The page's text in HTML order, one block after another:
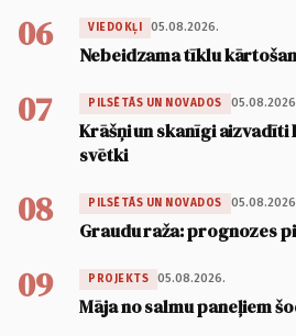
06 VIEDOKĻI 05.08.2026.
Nebeidzama tīklu
07 PILSĒTĀS UN NOVADOS
Krāšņi un skanīgi aizvadīti
svētki
08 PILSĒTĀS UN NOVADOS
Graudu raža: prognozes
09 PROJEKTS 05.08.2026.
Māja no salmu paneļiem